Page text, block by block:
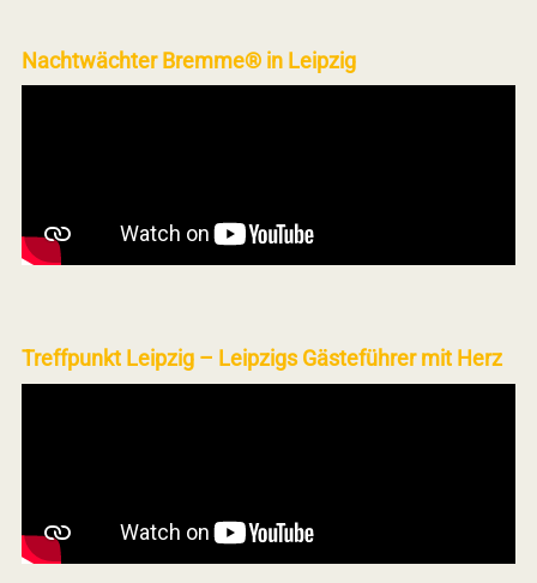
Nachtwächter Bremme® in Leipzig
Treffpunkt Leipzig – Leipzigs Gästeführer mit Herz